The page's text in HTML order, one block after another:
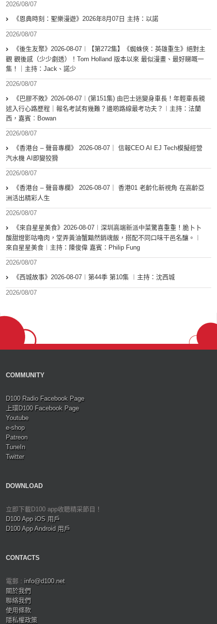
2026/08/07
《恩典時刻：聖樂漫遊》2026年8月07日 主持：以諾
2026/08/07
《後生友聚》2026-08-07︱【第272集】《蜘蛛俠：英雄重生》絕對主
觀 觀後感（少少劇透）！Tom Holland 版本以來 最似漫畫、最好睇嘅一
集！｜主持：Jack、諾少
2026/08/07
《巴膠不敗》2026-08-07︱(第151集) 由巴士迷變身車長！年輕車長親
述入行心路歷程｜報名考試有幾難？邊啲路線最考功夫？︱主持：法蘭
西，嘉賓︰Bowan
2026/08/07
《香港台 – 聲音專欄》 2026-08-07｜ 信報CEO AI EJ Tech模擬經營
汽水機 AI即變狡猾
2026/08/07
《香港台 – 聲音專欄》 2026-08-07｜ 香港01 老齡化新視角 在高齡亞
洲活出精彩人生
2026/08/07
《來自星星美食》2026-08-07︱深圳高端新派中菜驚喜重重！脆卜卜
酸甜燈影咕嚕肉，堂弄黃油蟹黯然銷魂飯，搭配不同口味干邑名釀。︱
來自星星美食︱主持：陳俊偉 嘉賓：Philip Fung
2026/08/07
《西城故事》2026-08-07︱第44季 第10集 ︱主持：沈西城
2026/08/07
COMMUNITY
D100 Radio Facebook Page
上環D100 Facebook Page
Youtube
e-shop
Patreon
TuneIn
Twitter
DOWNLOAD
立即下載D100 app收聽精采節目！
D100 App iOS 用戶
D100 App Android 用戶
CONTACTS
電郵 : info@d100.net
關於我們
聯絡我們
使用條款
隱私權政策